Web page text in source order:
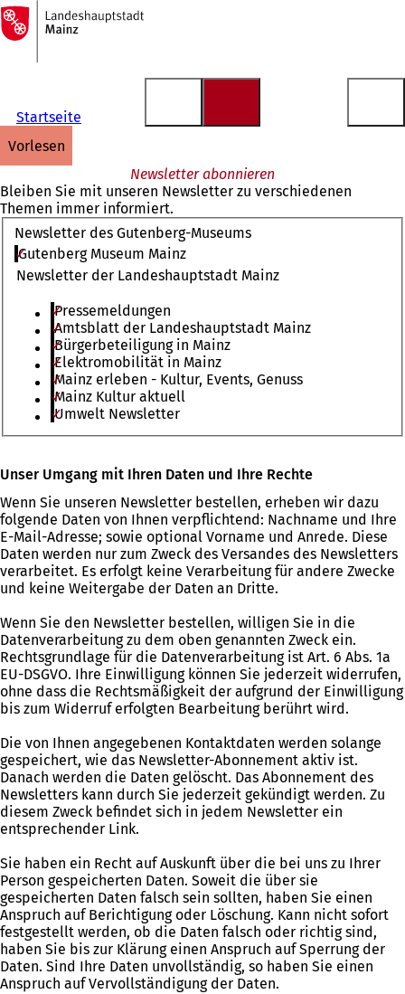
Inhalt anspringen
Zur
Startseite
Startseite
vorlesen
Newsletter abonnieren
Bleiben Sie mit unseren Newsletter zu verschiedenen
Themen immer informiert.
Newsletter des Gutenberg-Museums
Gutenberg Museum Mainz
Newsletter der Landeshauptstadt Mainz
Pressemeldungen
Amtsblatt der Landeshauptstadt Mainz
Bürgerbeteiligung in Mainz
Elektromobilität in Mainz
Mainz erleben - Kultur, Events, Genuss
Mainz Kultur aktuell
Umwelt Newsletter
Bitte
Sie
dieses
Feld
leer.
Unser Umgang mit Ihren Daten und Ihre Rechte
Wenn Sie unseren Newsletter bestellen, erheben wir dazu
folgende Daten von Ihnen verpflichtend: Nachname und Ihre
E-Mail-Adresse; sowie optional Vorname und Anrede. Diese
Daten werden nur zum Zweck des Versandes des Newsletters
verarbeitet. Es erfolgt keine Verarbeitung für andere Zwecke
und keine Weitergabe der Daten an Dritte.
Wenn Sie den Newsletter bestellen, willigen Sie in die
Datenverarbeitung zu dem oben genannten Zweck ein.
Rechtsgrundlage für die Datenverarbeitung ist Art. 6 Abs. 1a
EU-DSGVO. Ihre Einwilligung können Sie jederzeit widerrufen,
ohne dass die Rechtsmäßigkeit der aufgrund der Einwilligung
bis zum Widerruf erfolgten Bearbeitung berührt wird.
Die von Ihnen angegebenen Kontaktdaten werden solange
gespeichert, wie das Newsletter-Abonnement aktiv ist.
Danach werden die Daten gelöscht. Das Abonnement des
Newsletters kann durch Sie jederzeit gekündigt werden. Zu
diesem Zweck befindet sich in jedem Newsletter ein
entsprechender Link.
Sie haben ein Recht auf Auskunft über die bei uns zu Ihrer
Person gespeicherten Daten. Soweit die über sie
gespeicherten Daten falsch sein sollten, haben Sie einen
Anspruch auf Berichtigung oder Löschung. Kann nicht sofort
festgestellt werden, ob die Daten falsch oder richtig sind,
haben Sie bis zur Klärung einen Anspruch auf Sperrung der
Daten. Sind Ihre Daten unvollständig, so haben Sie einen
Anspruch auf Vervollständigung der Daten.